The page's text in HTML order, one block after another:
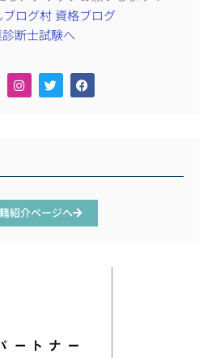
紹介ページへ